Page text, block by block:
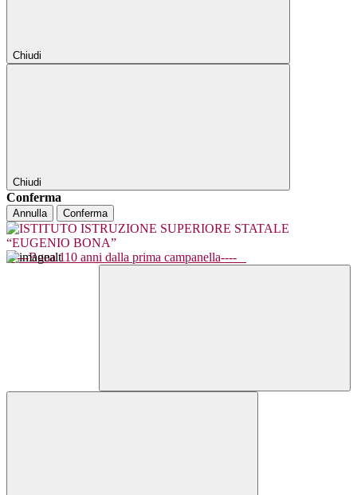
Chiudi
Chiudi
Conferma
Annulla Conferma
----Bona 110 anni dalla prima campanella----